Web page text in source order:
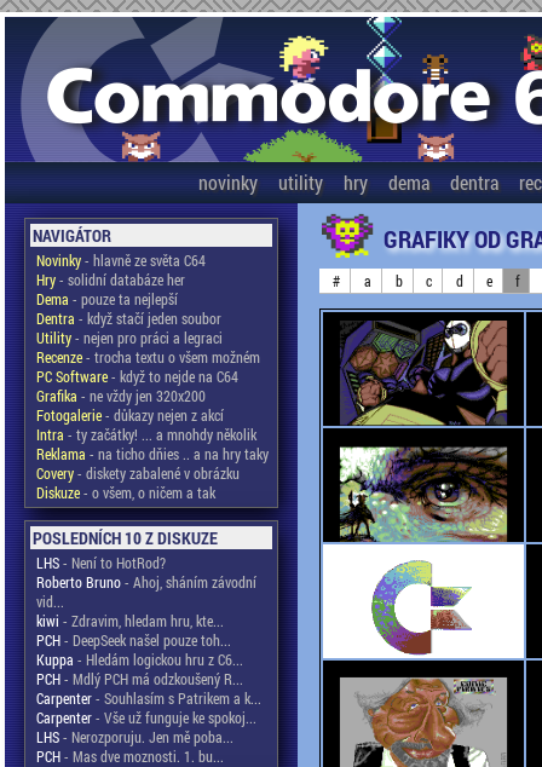
novinky utility hry dema dentra
NAVIGÁTOR
Novinky- hlavně ze světa C64
Hry- solidní databáze her
Dema - pouze ta nejlepší
Dentra - když stačí jeden soubor
Utility- nejen pro práci a legraci
Recenze- trocha textu o všem možném
PC Software- když to nejde na C64
Grafika - ne vždy jen 320x200
Fotogalerie- důkazy nejen z akcí
Intra - ty začátky! ... a mnohdy několik
Reklama - na ticho dňies .. a na hry taky
Covery- diskety zabalené v obrázku
Diskuze- o všem, o ničem a tak
POSLEDNÍCH 10 Z DISKUZE
LHS- Není to HotRod?
Roberto Bruno- Ahoj, sháním závodní
vid...
kiwi - Zdravim, hledam hru, kte...
PCH- DeepSeek našel pouze toh...
Kuppa - Hledám logickou hru z C6...
PCH- Mdlý PCH má odzkoušený R...
Carpenter- Souhlasím s Patrikem a k...
Carpenter- Vše už funguje ke spokoj...
LHS- Nerozporuju. Jen mě poba...
PCH- Mas dve moznosti. 1. bu...
GRAFIKY OD
# a b c d e f